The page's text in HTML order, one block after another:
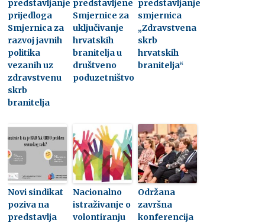
predstavljanje
prijedloga
Smjernica za
razvoj javnih
politika
vezanih uz
zdravstvenu
skrb
branitelja
predstavljene
Smjernice za
uključivanje
hrvatskih
branitelja u
društveno
poduzetništvo
predstavljanje
smjernica
„Zdravstvena
skrb
hrvatskih
branitelja“
Novi sindikat
poziva na
predstavlja
Nacionalno
istraživanje o
volontiranju
Održana
završna
konferencija